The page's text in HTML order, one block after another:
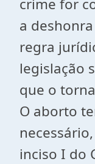
crime for
a
regra
legislação
que o
O aborto
inciso I do